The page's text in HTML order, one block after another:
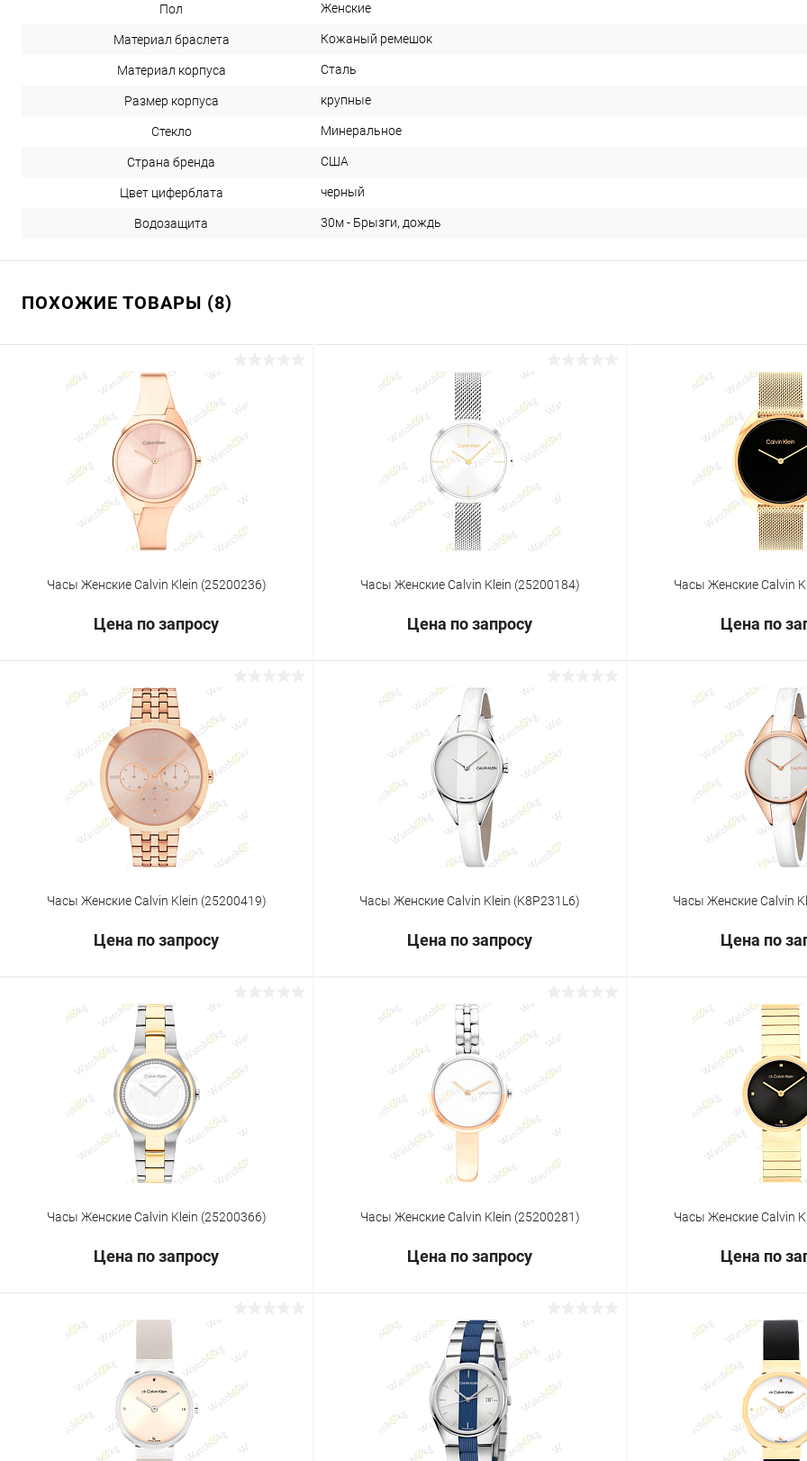
Пол Женские
Материал браслета Кожаный ремешок
Материал корпуса Сталь
Размер корпуса крупные
Стекло Минеральное
Страна бренда США
Цвет циферблата черный
Водозащита 30м - Брызги, дождь
ПОХОЖИЕ ТОВАРЫ (8)
Часы Женские Calvin Klein (25200236)
Цена по запросу
Запросить цену
Купить в 1 клик Сравнение
Под заказ
Часы Женские Calvin Klein (25200184)
Цена по запросу
Запросить цену
Купить в 1 клик
Под заказ
Часы Женские Calvin
Цена по
Купить в 1 клик
Часы Женские Calvin Klein (25200419)
Цена по запросу
Запросить цену
Купить в 1 клик
Под заказ
Часы Женские Calvin Klein (K8P231L6)
Цена по запросу
Запросить цену
Купить в 1 клик
Под заказ
Часы Женские Calvin
Цена по
Купить в 1 клик
Часы Женские Calvin Klein (25200366)
Цена по запросу
Запросить цену
Купить в 1 клик
Под заказ
Часы Женские Calvin Klein (25200281)
Цена по запросу
Запросить цену
Купить в 1 клик Сравнение
Под заказ
Часы Женские Calvin
Цена по
Купить в 1 клик